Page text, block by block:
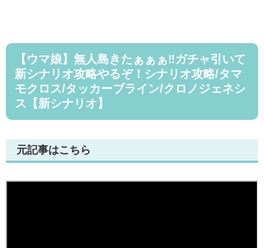
【ウマ娘】無人島きたぁぁぁ‼ガチャ引いて
新シナリオ攻略やるぞ！シナリオ攻略/タマ
モクロス/タッカーブライン/クロノジェネシ
ス【新シナリオ】
元記事はこちら